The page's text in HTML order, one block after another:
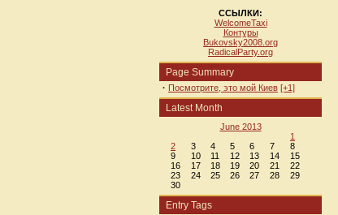
ССЫЛКИ:
WelcomeTaxi
Контуры
Bukovsky2008.org
RadicalParty.org
Page Summary
· Посмотрите, это мой Киев [+1]
Latest Month
June 2013
1
2
3 4 5 6 7
8
9
10 11 12 13 14
15
16
17 18 19 20 21
22
23
24 25 26 27 28
29
30
Entry Tags